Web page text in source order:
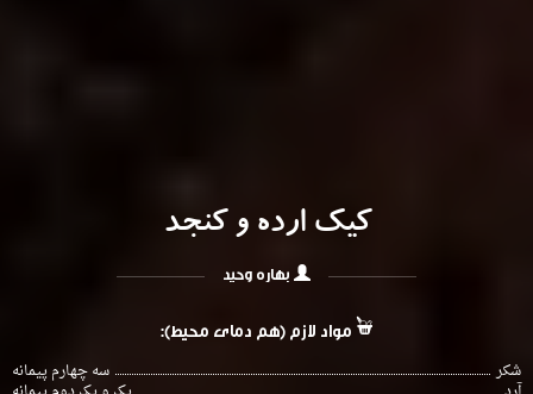
کیک ارده و کنجد
بهاره وحید
مواد لازم (هم دمای محیط):
شکر سه چهارم پیمانه